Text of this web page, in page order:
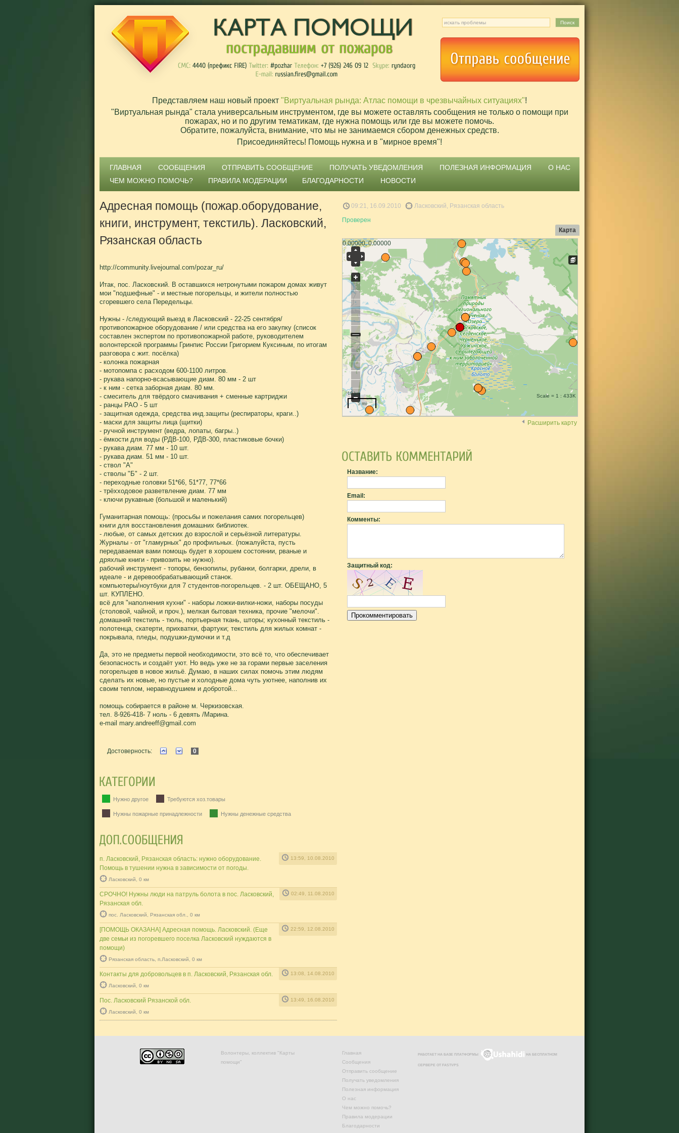
Представляем наш новый проект "Виртуальная рында: Атлас помощи в чрезвычайных ситуациях"!
"Виртуальная рында" стала универсальным инструментом, где вы можете оставлять сообщения не только о помощи при
пожарах, но и по другим тематикам, где нужна помощь или где вы можете помочь.
Обратите, пожалуйста, внимание, что мы не занимаемся сбором денежных средств.
Присоединяйтесь! Помощь нужна и в "мирное время"!
ГЛАВНАЯ СООБЩЕНИЯ ОТПРАВИТЬ СООБЩЕНИЕ ПОЛУЧАТЬ УВЕДОМЛЕНИЯ ПОЛЕЗНАЯ ИНФОРМАЦИЯ
О НАС
ЧЕМ МОЖНО ПОМОЧЬ?
ПРАВИЛА МОДЕРАЦИИ БЛАГОДАРНОСТИ НОВОСТИ
Адресная помощь (пожар.оборудование,
книги, инструмент, текстиль). Ласковский,
Рязанская область
http://community.livejournal.com/pozar_ru/
Итак, пос. Ласковский. В оставшихся нетронутыми пожаром домах живут
мои "подшефные" - и местные погорельцы, и жители полностью
сгоревшего села Передельцы.
Нужны - /следующий выезд в Ласковский - 22-25 сентября/
противопожарное оборудование / или средства на его закупку (список
составлен экспертом по противопожарной работе, руководителем
волонтерской программы Гринпис России Григорием Куксиным, по итогам
разговора с жит. посёлка)
- колонка пожарная
- мотопомпа с расходом 600-1100 литров.
- рукава напорно-всасывающие диам. 80 мм - 2 шт
- к ним - сетка заборная диам. 80 мм.
- смеситель для твёрдого смачивания + сменные картриджи
- ранцы РАО - 5 шт
- защитная одежда, средства инд.защиты (респираторы, краги..)
- маски для защиты лица (щитки)
- ручной инструмент (ведра, лопаты, багры..)
- ёмкости для воды (РДВ-100, РДВ-300, пластиковые бочки)
- рукава диам. 77 мм - 10 шт.
- рукава диам. 51 мм - 10 шт.
- ствол "А"
- стволы "Б" - 2 шт.
- переходные головки 51*66, 51*77, 77*66
- трёхходовое разветвление диам. 77 мм
- ключи рукавные (большой и маленький)
Гуманитарная помощь: (просьбы и пожелания самих погорельцев)
книги для восстановления домашних библиотек.
- любые, от самых детских до взрослой и серьёзной литературы.
Журналы - от "гламурных" до профильных. (пожалуйста, пусть
передаваемая вами помощь будет в хорошем состоянии, рваные и
дряхлые книги - привозить не нужно).
рабочий инструмент - топоры, бензопилы, рубанки, болгарки, дрели, в
идеале - и деревообрабатывающий станок.
компьютеры/ноутбуки для 7 студентов-погорельцев. - 2 шт. ОБЕЩАНО, 5
шт. КУПЛЕНО.
всё для "наполнения кухни" - наборы ложки-вилки-ножи, наборы посуды
(столовой, чайной, и проч.), мелкая бытовая техника, прочие "мелочи".
домашний текстиль - тюль, портьерная ткань, шторы; кухонный текстиль -
полотенца, скатерти, прихватки, фартуки; текстиль для жилых комнат -
покрывала, пледы, подушки-думочки и т.д
Да, это не предметы первой необходимости, это всё то, что обеспечивает
безопасность и создаёт уют. Но ведь уже не за горами первые заселения
погорельцев в новое жильё. Думаю, в наших силах помочь этим людям
сделать их новые, но пустые и холодные дома чуть уютнее, наполнив их
своим теплом, неравнодушием и добротой...
помощь собирается в районе м. Черкизовская.
тел. 8-926-418- 7 ноль - 6 девять /Марина.
e-mail mary.andreeff@gmail.com
Достоверность: 0
Нужно другое Требуются хоз.товары
Нужны пожарные принадлежности Нужны денежные средства
п. Ласковский, Рязанская область: нужно оборудование.
Помощь в тушении нужна в зависимости от погоды.
13:59, 10.08.2010
Ласковский, 0 км
CРОЧНО! Нужны люди на патруль болота в пос. Ласковский,
Рязанская обл.
02:49, 11.08.2010
пос. Ласковский, Рязанская обл., 0 км
[ПОМОЩЬ ОКАЗАНА] Адресная помощь. Ласковский. (Еще
две семьи из погоревшего поселка Ласковский нуждаются в
помощи)
22:59, 12.08.2010
Рязанская область, п.Ласковский, 0 км
Контакты для добровольцев в п. Ласковский, Рязанская обл. 13:08, 14.08.2010
Ласковский, 0 км
Пос. Ласковский Рязанской обл. 13:49, 16.08.2010
Ласковский, 0 км
09:21, 16.09.2010
Ласковский, Рязанская область
Проверен
Карта
0.00000, 0.00000
Scale = 1 : 433K
10 km
5 mi
Расширить карту
Название:
Email:
Комменты:
Защитный код:
Волонтеры, коллектив "Карты
помощи"
Главная
Сообщения
Отправить сообщение
Получать уведомления
Полезная информация
О нас
Чем можно помочь?
Правила модерации
Благодарности
РАБОТАЕТ НА БАЗЕ ПЛАТФОРМЫ НА БЕСПЛАТНОМ
СЕРВЕРЕ ОТ FASTVPS